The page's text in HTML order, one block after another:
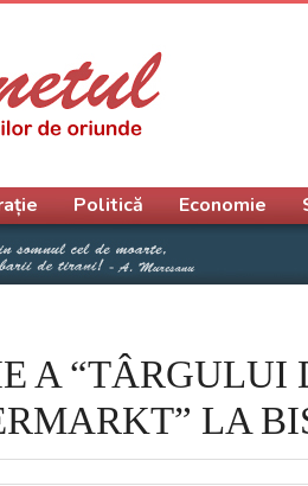
A “TÂRGULUI
LA
Politică Economie